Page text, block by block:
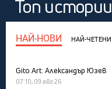
Топ истории
НАЙ-НОВИ НАЙ-ЧЕТЕНИ
Gito Art: Александър Юзев
07:10, 09 авг 26